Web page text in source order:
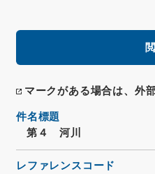
マークがある場合は、外
件名標題
第４ 河川
レファレンスコード